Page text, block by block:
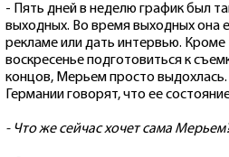
- Пять дней в неделю график был
выходных. Во время выходных она
рекламе или дать интервью.
воскресенье подготовиться к
концов, Мерьем просто выдохлась.
Германии говорят, что ее
- Что же сейчас хочет сама